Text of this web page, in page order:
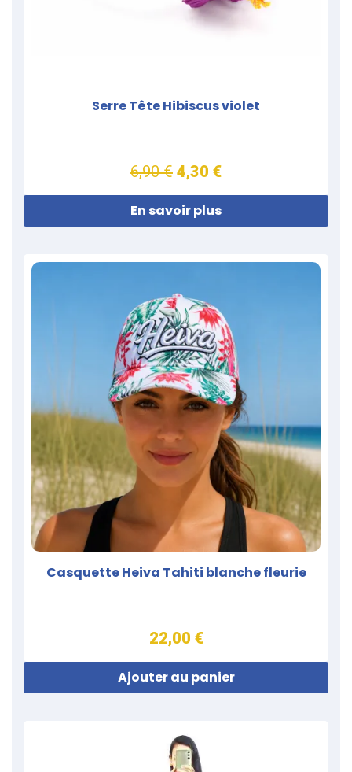
Serre Tête Hibiscus violet
6,90 € 4,30 €
En savoir plus
Casquette Heiva Tahiti blanche fleurie
22,00 €
Ajouter au panier